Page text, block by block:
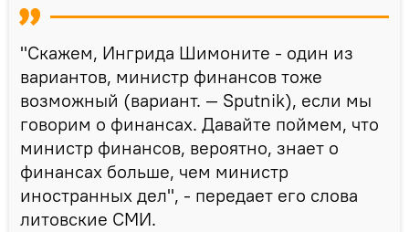
"Скажем, Ингрида Шимоните - один из
вариантов, министр финансов тоже
возможный (вариант. — Sputnik), если мы
говорим о финансах. Давайте поймем, что
министр финансов, вероятно, знает о
финансах больше, чем министр
иностранных дел", - передает его слова
литовские СМИ.